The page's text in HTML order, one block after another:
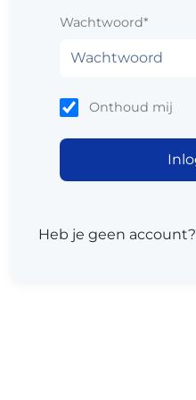
Wachtwoord*
Onthoud mij
Heb je geen account?